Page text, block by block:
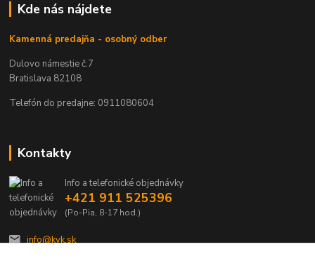
Kde nás nájdete
Kamenná predajňa - osobný odber
Dulovo námestie č.7
Bratislava 82108
Telefón do predajne: 0911080604
Kontakty
Info a telefonické objednávky
+421 911 525396
(Po-Pia, 8-17 hod.)
info@kvk.sk